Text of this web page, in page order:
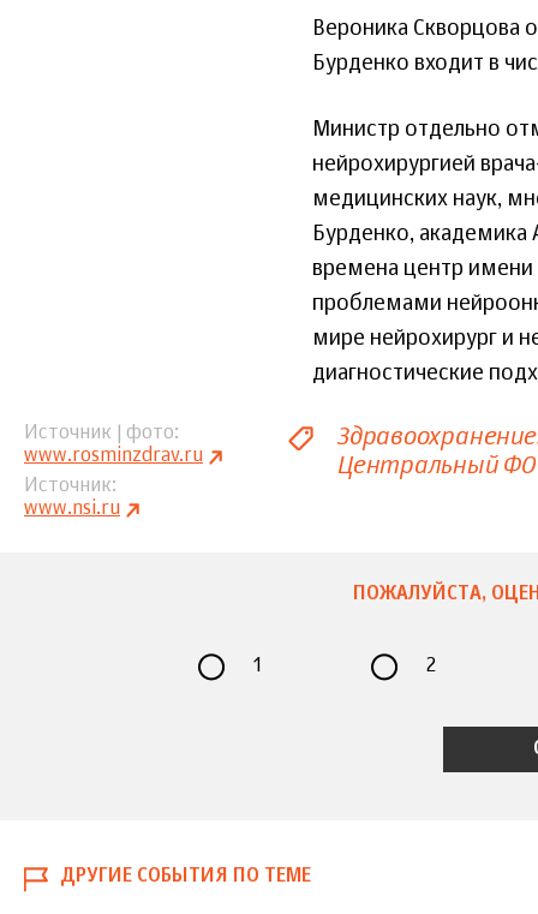
Вероника Скворцова
Бурденко входит в
Министр отдельно
нейрохирургией
медицинских наук,
Бурденко, академика
времена центр
проблемами
мире нейрохирург и
диагностические
Источник | фото
www.rosminzdrav.ru
Источник
www.nsi.ru
Центральный ФО
ПОЖАЛУЙСТА,
1 2
ДРУГИЕ СОБЫТИЯ ПО ТЕМЕ